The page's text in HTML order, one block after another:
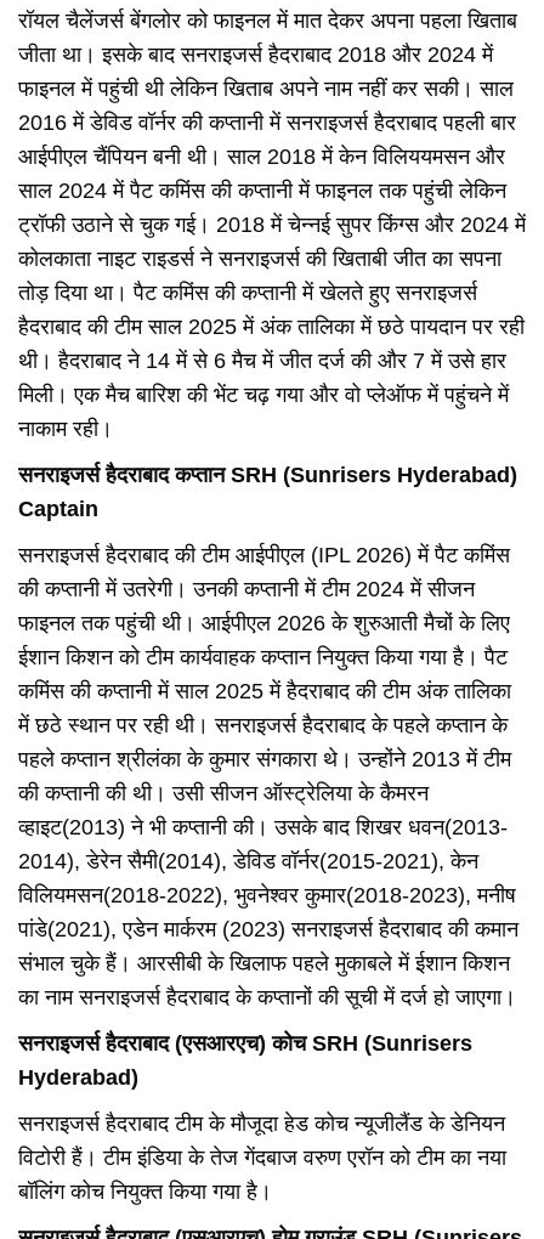
रॉयल चैलेंजर्स बेंगलोर को फाइनल में मात देकर अपना पहला खिताब
जीता था। इसके बाद सनराइजर्स हैदराबाद 2018 और 2024 में
फाइनल में पहुंची थी लेकिन खिताब अपने नाम नहीं कर सकी। साल
2016 में डेविड वॉर्नर की कप्तानी में सनराइजर्स हैदराबाद पहली बार
आईपीएल चैंपियन बनी थी। साल 2018 में केन विलिययमसन और
साल 2024 में पैट कमिंस की कप्तानी में फाइनल तक पहुंची लेकिन
ट्रॉफी उठाने से चुक गई। 2018 में चेन्नई सुपर किंग्स और 2024 में
कोलकाता नाइट राइडर्स ने सनराइजर्स की खिताबी जीत का सपना
तोड़ दिया था। पैट कमिंस की कप्तानी में खेलते हुए सनराइजर्स
हैदराबाद की टीम साल 2025 में अंक तालिका में छठे पायदान पर रही
थी। हैदराबाद ने 14 में से 6 मैच में जीत दर्ज की और 7 में उसे हार
मिली। एक मैच बारिश की भेंट चढ़ गया और वो प्लेऑफ में पहुंचने में
नाकाम रही।
सनराइजर्स हैदराबाद कप्तान SRH (Sunrisers Hyderabad)
Captain
सनराइजर्स हैदराबाद की टीम आईपीएल (IPL 2026) में पैट कमिंस
की कप्तानी में उतरेगी। उनकी कप्तानी में टीम 2024 में सीजन
फाइनल तक पहुंची थी। आईपीएल 2026 के शुरुआती मैचों के लिए
ईशान किशन को टीम कार्यवाहक कप्तान नियुक्त किया गया है। पैट
कमिंस की कप्तानी में साल 2025 में हैदराबाद की टीम अंक तालिका
में छठे स्थान पर रही थी। सनराइजर्स हैदराबाद के पहले कप्तान के
पहले कप्तान श्रीलंका के कुमार संगकारा थे। उन्होंने 2013 में टीम
की कप्तानी की थी। उसी सीजन ऑस्ट्रेलिया के कैमरन
व्हाइट(2013) ने भी कप्तानी की। उसके बाद शिखर धवन(2013-
2014), डेरेन सैमी(2014), डेविड वॉर्नर(2015-2021), केन
विलियमसन(2018-2022), भुवनेश्वर कुमार(2018-2023), मनीष
पांडे(2021), एडेन मार्करम (2023) सनराइजर्स हैदराबाद की कमान
संभाल चुके हैं। आरसीबी के खिलाफ पहले मुकाबले में ईशान किशन
का नाम सनराइजर्स हैदराबाद के कप्तानों की सूची में दर्ज हो जाएगा।
सनराइजर्स हैदराबाद (एसआरएच) कोच SRH (Sunrisers
Hyderabad)
सनराइजर्स हैदराबाद टीम के मौजूदा हेड कोच न्यूजीलैंड के डेनियन
विटोरी हैं। टीम इंडिया के तेज गेंदबाज वरुण एरॉन को टीम का नया
बॉलिंग कोच नियुक्त किया गया है।